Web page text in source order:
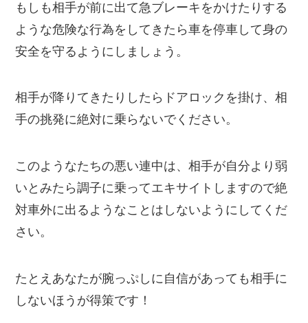
もしも相手が前に出て急ブレーキをかけたりする
ような危険な行為をしてきたら車を停車して身の
安全を守るようにしましょう。
相手が降りてきたりしたらドアロックを掛け、相
手の挑発に絶対に乗らないでください。
このようなたちの悪い連中は、相手が自分より弱
いとみたら調子に乗ってエキサイトしますので絶
対車外に出るようなことはしないようにしてくだ
さい。
たとえあなたが腕っぷしに自信があっても相手に
しないほうが得策です！